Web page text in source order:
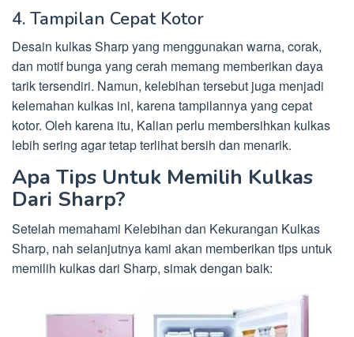
4. Tampilan Cepat Kotor
Desain kulkas Sharp yang menggunakan warna, corak,
dan motif bunga yang cerah memang memberikan daya
tarik tersendiri. Namun, kelebihan tersebut juga menjadi
kelemahan kulkas ini, karena tampilannya yang cepat
kotor. Oleh karena itu, Kalian perlu membersihkan kulkas
lebih sering agar tetap terlihat bersih dan menarik.
Apa Tips Untuk Memilih Kulkas
Dari Sharp?
Setelah memahami Kelebihan dan Kekurangan Kulkas
Sharp, nah selanjutnya kami akan memberikan tips untuk
memilih kulkas dari Sharp, simak dengan baik: